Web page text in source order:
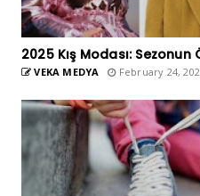
2025 Kış Modası:
VEKA MEDYA February 24,